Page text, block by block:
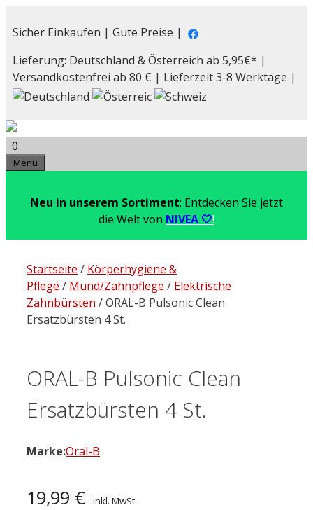
Inhalt
Sicher Einkaufen | Gute Preise |
Lieferung: Deutschland & Österreich ab 5,95€* |
Versandkostenfrei ab 80 € | Lieferzeit 3-8 Werktage |
0
Menu
Neu in unserem Sortiment: Entdecken Sie jetzt
die Welt von NIVEA 🤍!
Startseite / Körperhygiene &
Pflege / Mund/Zahnpflege / Elektrische
Zahnbürsten / ORAL-B Pulsonic Clean
Ersatzbürsten 4 St.
ORAL-B Pulsonic Clean
Ersatzbürsten 4 St.
Marke:Oral-B
19,99 € - inkl. MwSt